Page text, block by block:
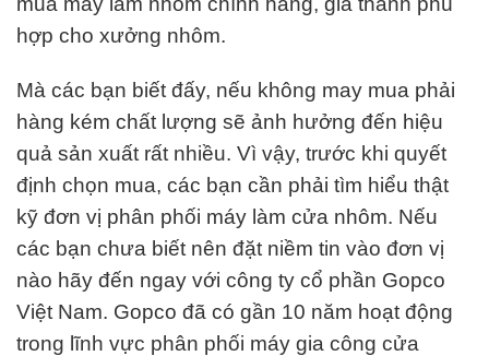
hợp cho xưởng nhôm.
Mà các bạn biết đấy, nếu không may mua phải
hàng kém chất lượng sẽ ảnh hưởng đến hiệu
quả sản xuất rất nhiều. Vì vậy, trước khi quyết
định chọn mua, các bạn cần phải tìm hiểu thật
kỹ đơn vị phân phối máy làm cửa nhôm. Nếu
các bạn chưa biết nên đặt niềm tin vào đơn vị
nào hãy đến ngay với công ty cổ phần Gopco
Việt Nam. Gopco đã có gần 10 năm hoạt động
trong lĩnh vực phân phối máy gia công cửa